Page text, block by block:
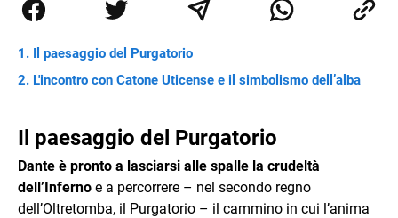
critica del testo perché stregata dalle parole, dalla
comunicazione per pura casualità. Leggo, indago e amo i
scrivere e non mi sono più fermata.
Il paesaggio del Purgatorio
L'incontro con Catone Uticense e il simbolismo dell’alba
Il paesaggio del Purgatorio
Dante è pronto a lasciarsi alle spalle la crudeltà
dell’Inferno e a percorrere – nel secondo regno
dell’Oltretomba, il Purgatorio – il cammino in cui l’anima